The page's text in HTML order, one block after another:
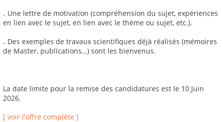
₋ Une lettre de motivation (compréhension du sujet, expériences
en lien avec le sujet, en lien avec le thème ou sujet, etc.).
₋ Des exemples de travaux scientifiques déjà réalisés (mémoires
de Master, publications…) sont les bienvenus.
La date limite pour la remise des candidatures est le 10 Juin
2026.
[ voir l'offre complète ]